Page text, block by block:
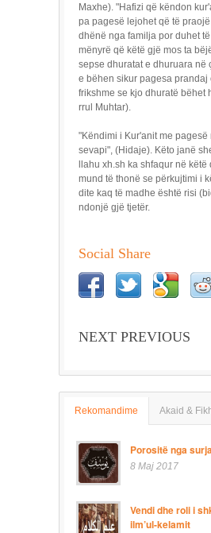
Maxhe). "Hafizi që këndon
pa pagesë lejohet që të
dhënë nga familja por duhet
mënyrë që këtë gjë mos ta
sepse dhuratat e dhuruara në
e bëhen sikur pagesa prandaj
frikshme se kjo dhuratë bëhet
rrul Muhtar).
"Këndimi i Kur'anit me pagesë
sevapi", (Hidaje). Këto janë
llahu xh.sh ka shfaqur në këtë
mund të thonë se përkujtimi i
dite kaq të madhe është risi
ndonjë gjë tjetër.
Social Share
NEXT PREVIOUS
Rekomandime Akaid &
Porositë nga
8 Maj 2017
Vendi dhe roli i
ilm’ul-kelamit